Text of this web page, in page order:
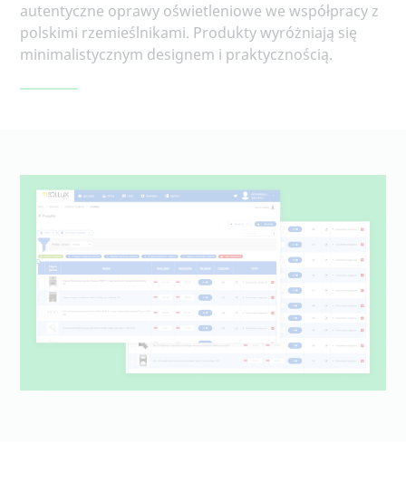
autentyczne oprawy oświetleniowe we współpracy z
polskimi rzemieślnikami. Produkty wyróżniają się
minimalistycznym designem i praktycznością.